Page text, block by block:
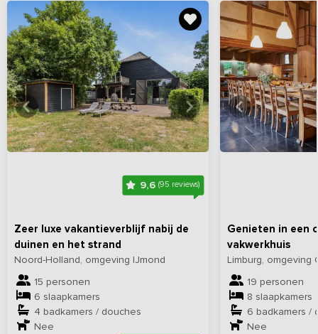
9,6 (95 reviews)
Zeer luxe vakantieverblijf nabij de
duinen en het strand
Noord-Holland, omgeving IJmond
15 personen
6 slaapkamers
4 badkamers / douches
Nee
Bekijkhieralle foto's
Genieten in een
vakwerkhuis
Limburg, omgeving
19 personen
8 slaapkamers
6 badkamers /
Nee
Bekijk